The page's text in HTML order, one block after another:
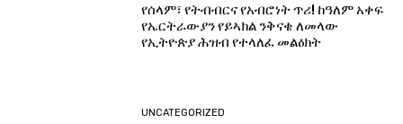
የሰላም፣ የትብብርና የአብሮነት ጥሪ! ከዓለም አቀፍ
የኤርትራውያን የይኣክል ንቅናቄ ለመላው
የኢትዮጵያ ሕዝብ የተላለፈ መልዕክት
UNCATEGORIZED